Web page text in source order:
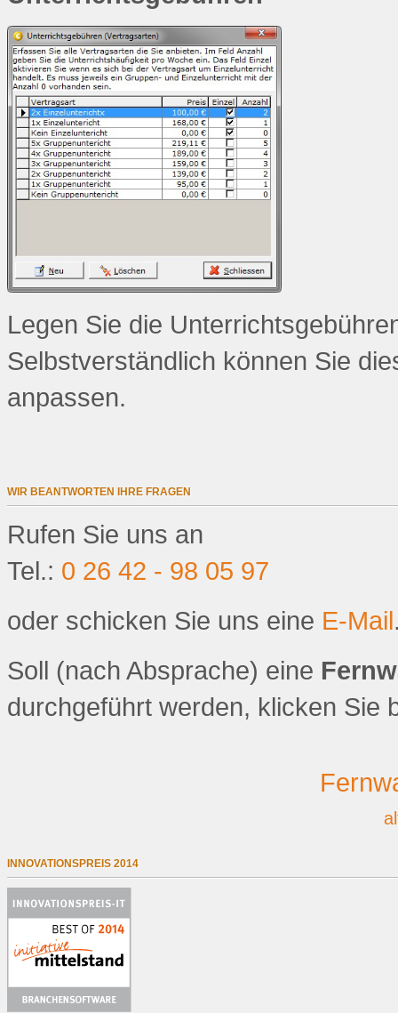
Legen Sie die
Selbstverständlich können Sie
anpassen.
WIR BEANTWORTEN IHRE FRAGEN
Rufen Sie uns an
Tel.: 0 26 42 - 98 05 97
oder schicken Sie uns eine E-Mail
Soll (nach Absprache) eine
durchgeführt werden, klicken Sie
INNOVATIONSPREIS 2014